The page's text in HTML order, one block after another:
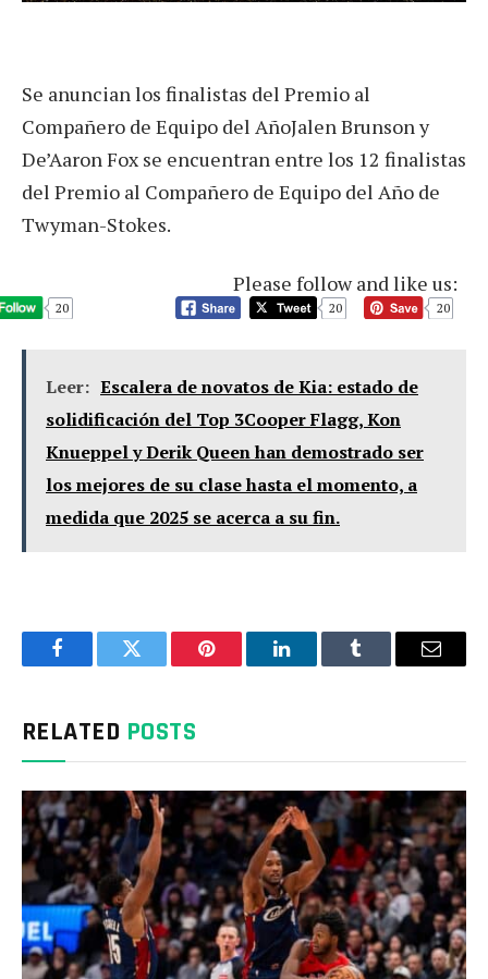
Se anuncian los finalistas del Premio al
Compañero de Equipo del AñoJalen Brunson y
De’Aaron Fox se encuentran entre los 12 finalistas
del Premio al Compañero de Equipo del Año de
Twyman-Stokes.
Please follow and like us:
20 20 20
Leer: Escalera de novatos de Kia: estado de
solidificación del Top 3Cooper Flagg, Kon
Knueppel y Derik Queen han demostrado ser
los mejores de su clase hasta el momento, a
medida que 2025 se acerca a su fin.
FacebookTwitter Pinterest LinkedInTumblr Email
RELATED POSTS